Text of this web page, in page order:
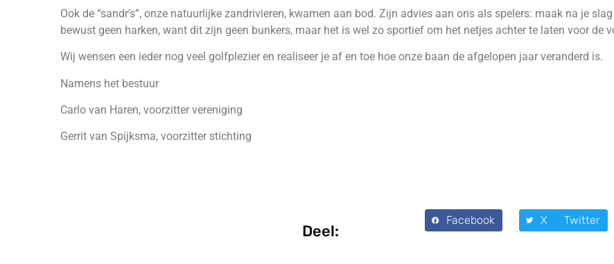
Ook de “sandr’s”, onze natuurlijke zandrivieren, kwamen aan bod. Zijn advies aan ons als spelers: maak na je
bewust geen harken, want dit zijn geen bunkers, maar het is wel zo sportief om het netjes achter te laten voor de
Wij wensen een ieder nog veel golfplezier en realiseer je af en toe hoe onze baan de afgelopen jaar veranderd is.
Namens het bestuur
Carlo van Haren, voorzitter vereniging
Gerrit van Spijksma, voorzitter stichting
Deel:
Facebook X Twitter